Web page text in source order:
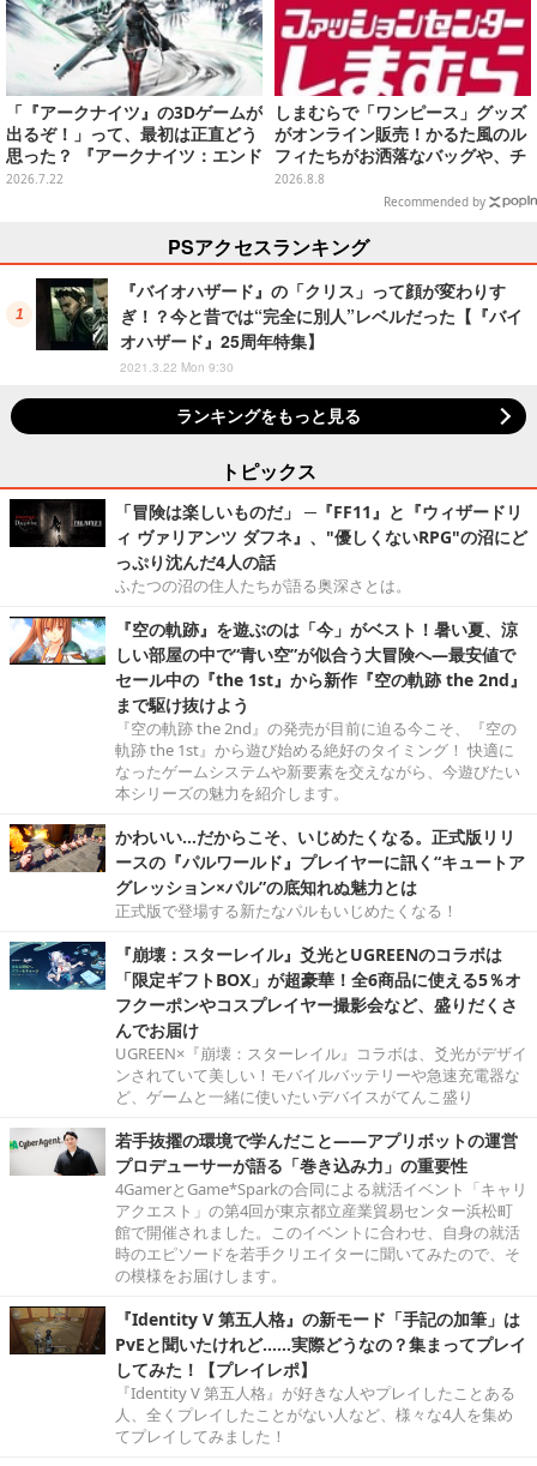
「『アークナイツ』の3Dゲームが
出るぞ！」って、最初は正直どう
思った？ 『アークナイツ：エンド
フィールド』リリース半年を機
で追ってきたからこその視点【座
談会】
2026.7.22
しまむらで「ワンピース」グッズ
がオンライン販売！かるた風のル
フィたちがお洒落なバッグや、チ
ョッパーが可愛いサンダルも
2026.8.8
Recommended by
PSアクセスランキング
『バイオハザード』の「クリス」って顔が変わりす
ぎ！？今と昔では“完全に別人”レベルだった【『バイ
オハザード』25周年特集】
2021.3.22 Mon 9:30
ランキングをもっと見る
トピックス
「冒険は楽しいものだ」 ─『FF11』と『ウィザードリ
ィ ヴァリアンツ ダフネ』、"優しくないRPG"の沼にど
っぷり沈んだ4人の話
ふたつの沼の住人たちが語る奥深さとは。
『空の軌跡』を遊ぶのは「今」がベスト！暑い夏、涼
しい部屋の中で“青い空”が似合う大冒険へ―最安値で
セール中の『the 1st』から新作『空の軌跡 the 2nd』
まで駆け抜けよう
『空の軌跡 the 2nd』の発売が目前に迫る今こそ、『空の
軌跡 the 1st』から遊び始める絶好のタイミング！ 快適に
なったゲームシステムや新要素を交えながら、今遊びたい
本シリーズの魅力を紹介します。
かわいい…だからこそ、いじめたくなる。正式版リリ
ースの『パルワールド』プレイヤーに訊く“キュートア
グレッション×パル”の底知れぬ魅力とは
正式版で登場する新たなパルもいじめたくなる！
『崩壊：スターレイル』爻光とUGREENのコラボは
「限定ギフトBOX」が超豪華！全6商品に使える5％オ
フクーポンやコスプレイヤー撮影会など、盛りだくさ
んでお届け
UGREEN×『崩壊：スターレイル』コラボは、爻光がデザイ
ンされていて美しい！モバイルバッテリーや急速充電器な
ど、ゲームと一緒に使いたいデバイスがてんこ盛り
若手抜擢の環境で学んだこと――アプリボットの運営
プロデューサーが語る「巻き込み力」の重要性
4GamerとGame*Sparkの合同による就活イベント「キャリ
アクエスト」の第4回が東京都立産業貿易センター浜松町
館で開催されました。このイベントに合わせ、自身の就活
時のエピソードを若手クリエイターに聞いてみたので、そ
の模様をお届けします。
『Identity V 第五人格』の新モード「手記の加筆」は
PvEと聞いたけれど……実際どうなの？集まってプレイ
してみた！【プレイレポ】
『Identity V 第五人格』が好きな人やプレイしたことある
人、全くプレイしたことがない人など、様々な4人を集め
てプレイしてみました！